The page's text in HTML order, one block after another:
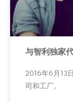
与智利独家
2016年6月13
司和工厂。